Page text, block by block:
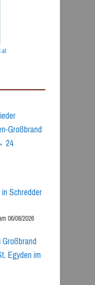
Großbrand
24
Schredder
06/08/2026
Egyden im